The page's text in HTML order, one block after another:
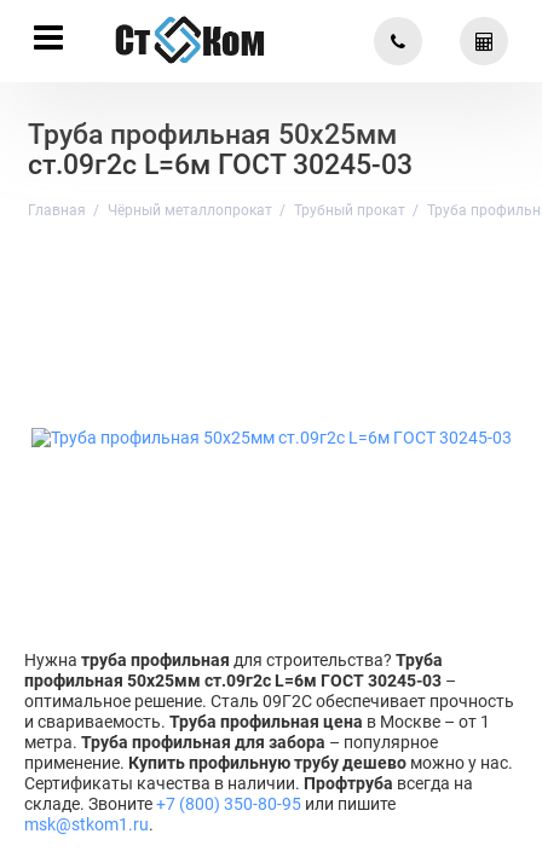
Труба профильная 50х25мм
ст.09г2с L=6м ГОСТ 30245-03
Главная Чёрный металлопрокат Трубный прокат Труба
Нужна труба профильная для строительства? Труба
профильная 50х25мм ст.09г2с L=6м ГОСТ 30245-03 –
оптимальное решение. Сталь 09Г2С обеспечивает прочность
и свариваемость. Труба профильная цена в Москве – от 1
метра. Труба профильная для забора – популярное
применение. Купить профильную трубу дешево можно у нас.
Сертификаты качества в наличии. Профтруба всегда на
складе. Звоните+7 (800) 350-80-95 или пишите
msk@stkom1.ru.